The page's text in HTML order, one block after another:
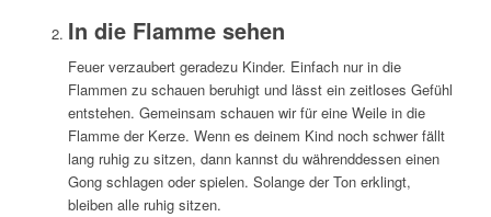
In die Flamme sehen
Feuer verzaubert geradezu Kinder. Einfach nur in die
Flammen zu schauen beruhigt und lässt ein zeitloses Gefühl
entstehen. Gemeinsam schauen wir für eine Weile in die
Flamme der Kerze. Wenn es deinem Kind noch schwer fällt
lang ruhig zu sitzen, dann kannst du währenddessen einen
Gong schlagen oder spielen. Solange der Ton erklingt,
bleiben alle ruhig sitzen.